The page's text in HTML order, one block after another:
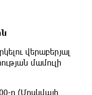
վերաբերյալ
մամուլի
ը (Մոսկվայի